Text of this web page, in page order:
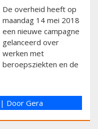
De overheid heeft op
maandag 14 mei 2018
een nieuwe campagne
gelanceerd over
werken met
beroepsziekten en de
| Door Gera